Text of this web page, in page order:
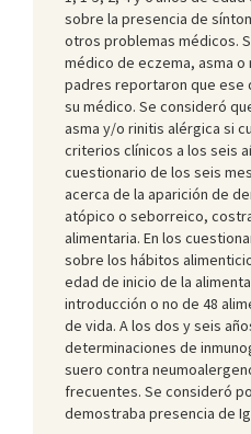
sobre la presencia de
otros problemas médicos.
médico de eczema, asma
padres reportaron que ese
su médico. Se consideró
asma y/o rinitis alérgica si
criterios clínicos a los seis
cuestionario de los seis
acerca de la aparición de
atópico o seborreico,
alimentaria. En los
sobre los hábitos
edad de inicio de la
introducción o no de 48
de vida. A los dos y seis
determinaciones de
suero contra
frecuentes. Se consideró
demostraba presencia de